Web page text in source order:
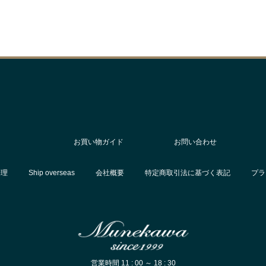
お買い物ガイド お問い合わせ
Ship overseas 会社概要 特定商取引法に基づく表記 プ
営業時間 11 : 00 ～ 18 : 30